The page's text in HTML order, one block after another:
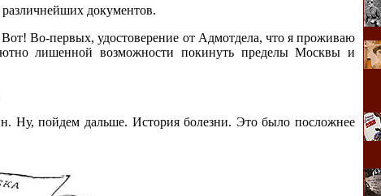
документов.
Во-первых, удостоверение от Адмотдела, что я проживаю
лишенной возможности покинуть пределы Москвы и
Ну, пойдем дальше. История болезни. Это было посложнее